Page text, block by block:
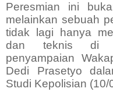
Peresmian ini
melainkan sebuah
tidak lagi hanya
dan teknis di
penyampaian
Dedi Prasetyo
Studi Kepolisian (10/